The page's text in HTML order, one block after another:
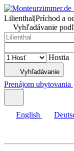
Lilienthal|Príchod a
Vyhľadávanie
Hostia
Vyhľadávanie
Prenájom ubytovania
English